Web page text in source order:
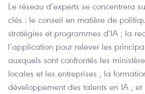
Le réseau d’experts se concentrera
clés : le conseil en matière de
stratégies et programmes d’IA ; la
l’application pour relever les
auxquels sont confrontés les
locales et les entreprises ; la
développement des talents en IA ; et